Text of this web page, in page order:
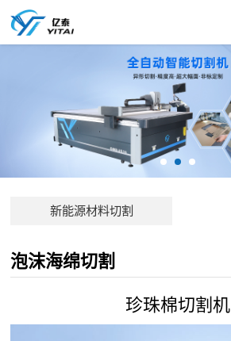
新能源材料切割
泡沫海绵切割
珍珠棉切割机